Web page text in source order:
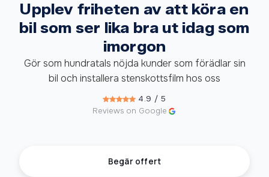
Upplev friheten av att köra en
bil som ser lika bra ut idag som
imorgon
Gör som hundratals nöjda kunder som förädlar sin
bil och installera stenskottsfilm hos oss
4.9 / 5
Reviews on Google
Begär offert